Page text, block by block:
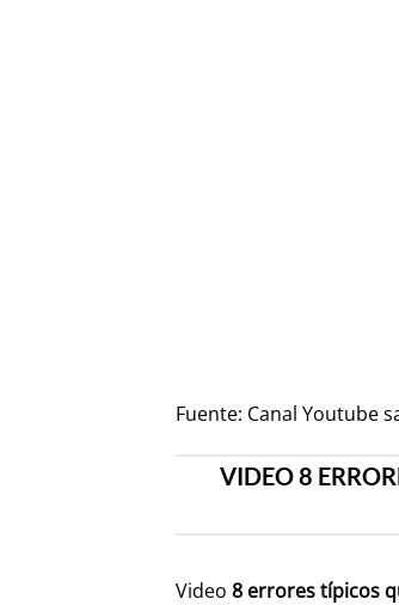
Fuente: Canal Youtube
VIDEO 8
Video 8 errores típicos